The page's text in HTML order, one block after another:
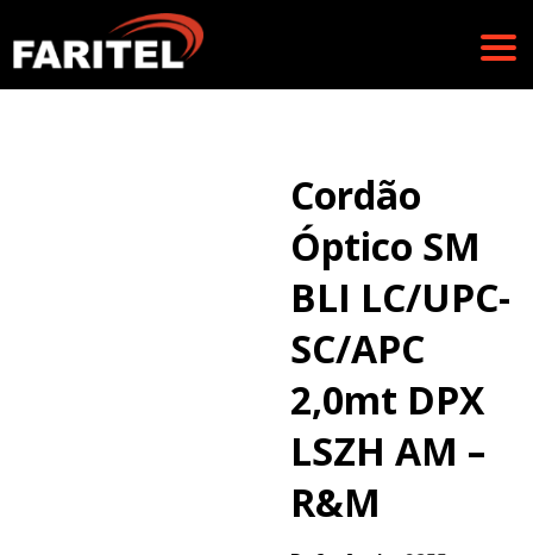
Cordão
Óptico SM
BLI LC/UPC-
SC/APC
2,0mt DPX
LSZH AM –
R&M